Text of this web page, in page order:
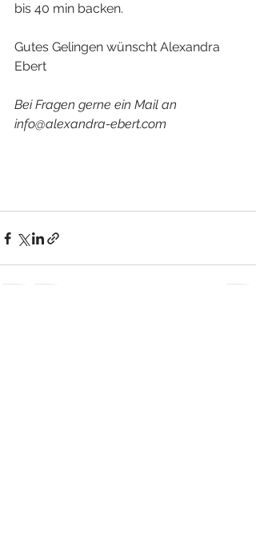
bis 40 min backen.
Gutes Gelingen wünscht Alexandra
Ebert
Bei Fragen gerne ein Mail an
info@alexandra-ebert.com